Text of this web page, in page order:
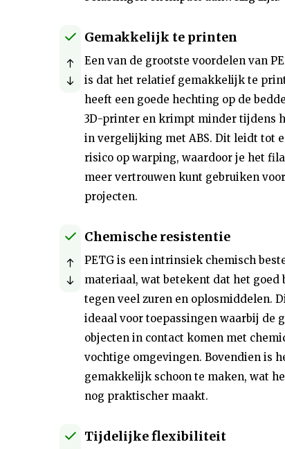
Gemakkelijk te printen
Een van de grootste voordelen van
is dat het relatief gemakkelijk te
heeft een goede hechting op de
3D-printer en krimpt minder tijdens
in vergelijking met ABS. Dit leidt tot
risico op warping, waardoor je het
meer vertrouwen kunt gebruiken
projecten.
Chemische resistentie
PETG is een intrinsiek chemisch
materiaal, wat betekent dat het goed
tegen veel zuren en oplosmiddelen.
ideaal voor toepassingen waarbij de
objecten in contact komen met
vochtige omgevingen. Bovendien is
gemakkelijk schoon te maken, wat
nog praktischer maakt.
Tijdelijke flexibiliteit